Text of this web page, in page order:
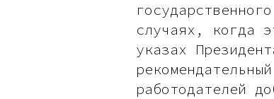
случаях, когда
указах
работодателей